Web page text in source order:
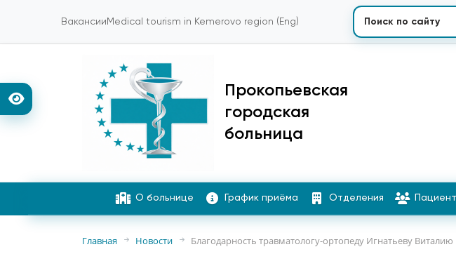
Вакансии Medical tourism in Kemerovo region (Eng)
Прокопьевская
городская
больница
О больнице График приёма Отделения
Главная Новости Благодарность травматологу-ортопеду Игнатьеву